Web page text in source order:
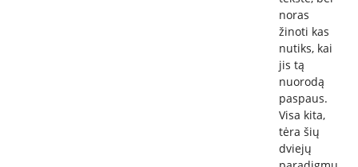
noras
žinoti kas
nutiks, kai
jis tą
nuorodą
paspaus.
Visa kita,
tėra šių
dviejų